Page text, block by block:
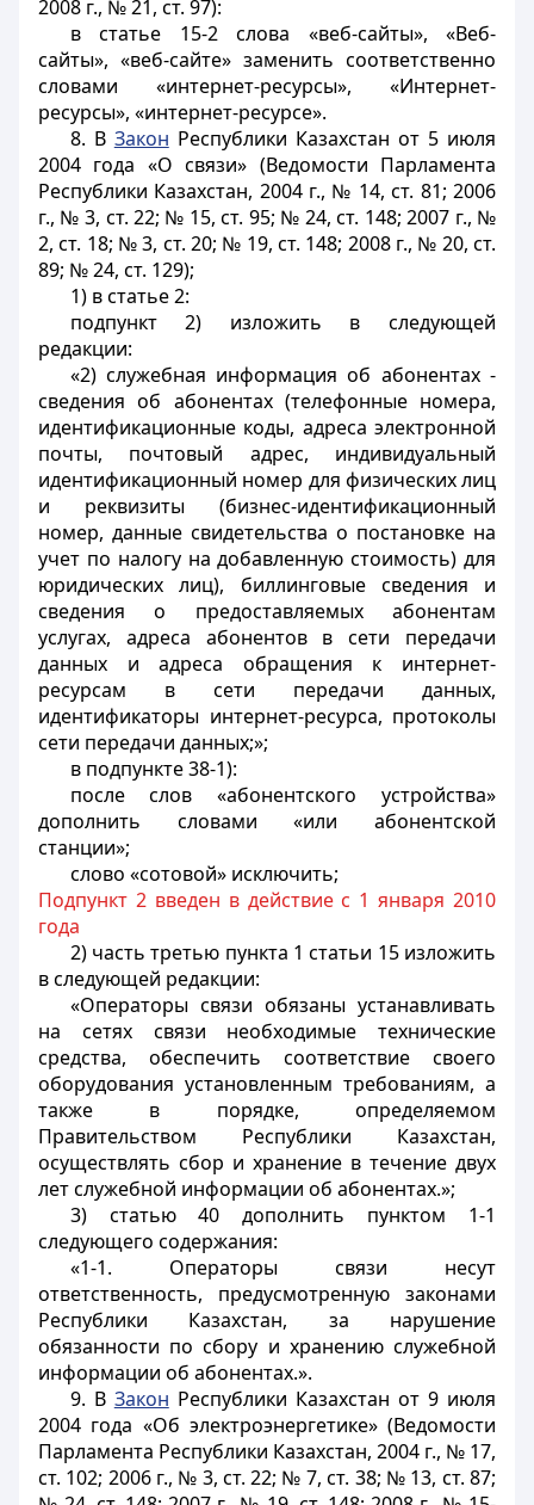
2008 г., № 21, ст. 97):
в статье 15-2 слова «веб-сайты», «Веб-
сайты», «веб-сайте» заменить соответственно
словами «интернет-ресурсы», «Интернет-
ресурсы», «интернет-ресурсе».
8. В Закон Республики Казахстан от 5 июля
2004 года «О связи» (Ведомости Парламента
Республики Казахстан, 2004 г., № 14, ст. 81; 2006
г., № 3, ст. 22; № 15, ст. 95; № 24, ст. 148; 2007 г., №
2, ст. 18; № 3, ст. 20; № 19, ст. 148; 2008 г., № 20, ст.
89; № 24, ст. 129);
1) в статье 2:
подпункт 2) изложить в следующей
редакции:
«2) служебная информация об абонентах -
сведения об абонентах (телефонные номера,
идентификационные коды, адреса электронной
почты, почтовый адрес, индивидуальный
идентификационный номер для физических лиц
и реквизиты (бизнес-идентификационный
номер, данные свидетельства о постановке на
учет по налогу на добавленную стоимость) для
юридических лиц), биллинговые сведения и
сведения о предоставляемых абонентам
услугах, адреса абонентов в сети передачи
данных и адреса обращения к интернет-
ресурсам в сети передачи данных,
идентификаторы интернет-ресурса, протоколы
сети передачи данных;»;
в подпункте 38-1):
после слов «абонентского устройства»
дополнить словами «или абонентской
станции»;
слово «сотовой» исключить;
Подпункт 2 введен в действие с 1 января 2010
года
2) часть третью пункта 1 статьи 15 изложить
в следующей редакции:
«Операторы связи обязаны устанавливать
на сетях связи необходимые технические
средства, обеспечить соответствие своего
оборудования установленным требованиям, а
также в порядке, определяемом
Правительством Республики Казахстан,
осуществлять сбор и хранение в течение двух
лет служебной информации об абонентах.»;
3) статью 40 дополнить пунктом 1-1
следующего содержания:
«1-1. Операторы связи несут
ответственность, предусмотренную законами
Республики Казахстан, за нарушение
обязанности по сбору и хранению служебной
информации об абонентах.».
9. В Закон Республики Казахстан от 9 июля
2004 года «Об электроэнергетике» (Ведомости
Парламента Республики Казахстан, 2004 г., № 17,
ст. 102; 2006 г., № 3, ст. 22; № 7, ст. 38; № 13, ст. 87;